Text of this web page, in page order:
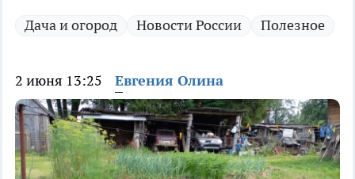
Дача и огород Новости России Полезное
2 июня 13:25 Евгения Олина